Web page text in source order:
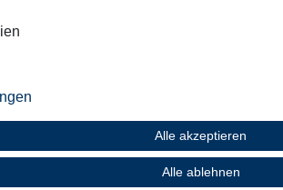
Alle akzeptieren
Alle ablehnen